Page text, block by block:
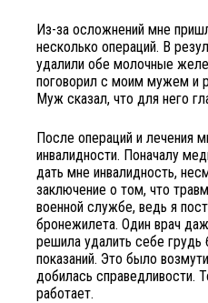
Из-за осложнений мне
несколько операций. В
удалили обе молочные
поговорил с моим мужем и
Муж сказал, что для него
После операций и лечения
инвалидности. Поначалу
дать мне инвалидность,
заключение о том, что
военной службе, ведь я
бронежилета. Один врач
решила удалить себе грудь
показаний. Это было
добилась справедливости.
работает.